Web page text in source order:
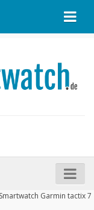
Garmin tactix 7